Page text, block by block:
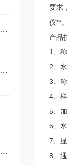
解决检测偏差，规范卤素水分测定仪使用操作
水产品检测仪的具体用途体现在哪些方面？
水分精确测定在锂电制造中的关键应用
要求
仪**
产品
1、
2、
3、
4、
5、
6、
7、
8、